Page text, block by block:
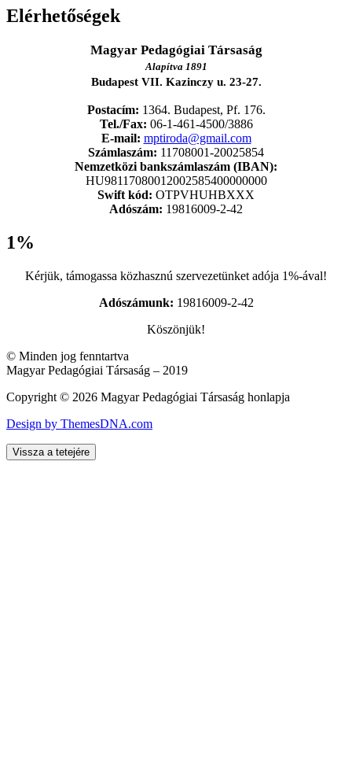
Elérhetőségek
Magyar Pedagógiai Társaság
Alapítva 1891
Budapest VII. Kazinczy u. 23-27.
Postacím: 1364. Budapest, Pf. 176.
Tel./Fax: 06-1-461-4500/3886
E-mail: mptiroda@gmail.com
Számlaszám: 11708001-20025854
Nemzetközi bankszámlaszám (IBAN):
HU98117080012002585400000000
Swift kód: OTPVHUHBXXX
Adószám: 19816009-2-42
1%
Kérjük, támogassa közhasznú szervezetünket adója 1%-ával!
Adószámunk: 19816009-2-42
Köszönjük!
© Minden jog fenntartva
Magyar Pedagógiai Társaság – 2019
Copyright © 2026 Magyar Pedagógiai Társaság honlapja
Design by ThemesDNA.com
Vissza a tetejére